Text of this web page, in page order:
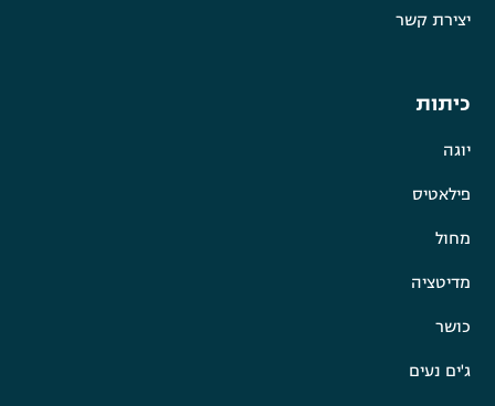
יצירת קשר
כיתות
יוגה
פילאטיס
מחול
מדיטציה
כושר
ג'ים נעים